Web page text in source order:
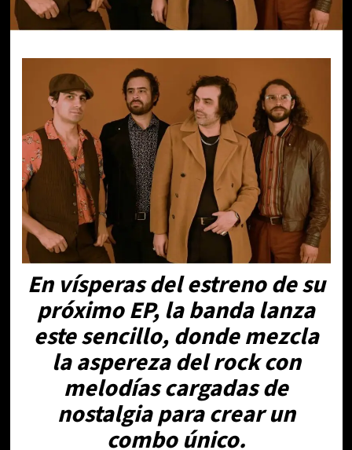
En vísperas del estreno de su
próximo EP, la banda lanza
este sencillo, donde mezcla
la aspereza del rock con
melodías cargadas de
nostalgia para crear un
combo único.